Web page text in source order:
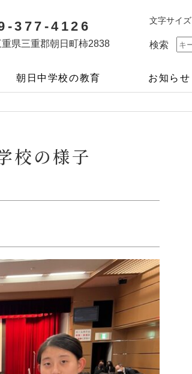
377-4126
県三重郡朝日町柿2838
文字サイズ
検索
朝日中学校の教育 お知らせ
校の様子